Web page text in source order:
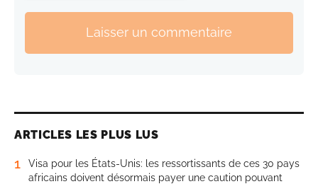
Laisser un commentaire
ARTICLES LES PLUS LUS
1
Visa pour les États-Unis: les ressortissants de ces 30 pays
africains doivent désormais payer une caution pouvant